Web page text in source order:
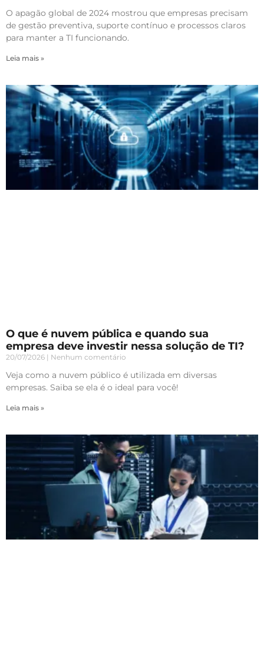
O apagão global de 2024 mostrou que empresas precisam
de gestão preventiva, suporte contínuo e processos claros
para manter a TI funcionando.
Leia mais »
O que é nuvem pública e quando sua
empresa deve investir nessa solução de TI?
20/07/2026 Nenhum comentário
Veja como a nuvem público é utilizada em diversas
empresas. Saiba se ela é o ideal para você!
Leia mais »